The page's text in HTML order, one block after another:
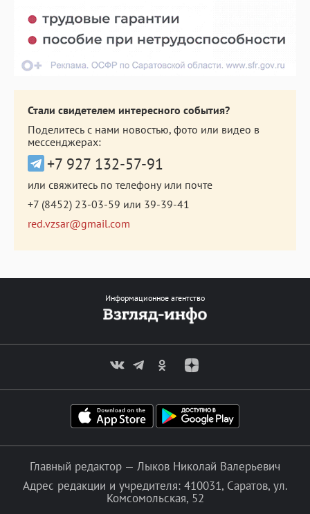
Стали свидетелем интересного события?
Поделитесь с нами новостью, фото или видео в
мессенджерах:
+7 927 132-57-91
или свяжитесь по телефону или почте
+7 (8452) 23-03-59 или 39-39-41
red.vzsar@gmail.com
Информационное агентство
Главный редактор — Лыков Николай Валерьевич
Адрес редакции и учредителя: 410031, Саратов, ул.
Комсомольская, 52